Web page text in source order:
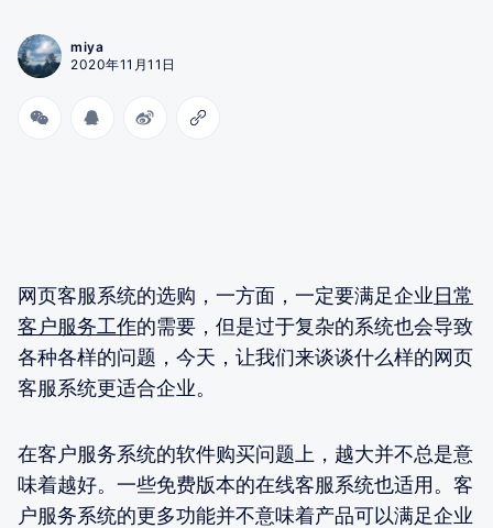
miya
2020年11月11日
网页客服系统的选购，一方面，一定要满足企业日常
客户服务工作的需要，但是过于复杂的系统也会导致
各种各样的问题，今天，让我们来谈谈什么样的网页
客服系统更适合企业。
在客户服务系统的软件购买问题上，越大并不总是意
味着越好。一些免费版本的在线客服系统也适用。客
户服务系统的更多功能并不意味着产品可以满足企业